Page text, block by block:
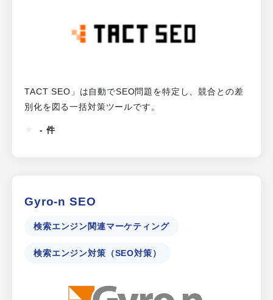
TACT SEO」は自動でSEO問題を特定し、競合との差
別化を図る一括対策ツールです。
- 件
Gyro-n SEO
検索エンジン関連マーケティング
検索エンジン対策（SEO対策）